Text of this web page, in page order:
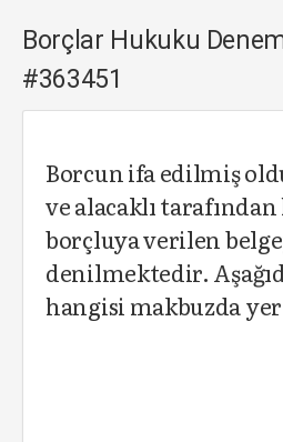
Borçlar Hukuku
#363451
Borcun ifa edilmiş
ve alacaklı
borçluya verilen
denilmektedir.
hangisi makbuzda